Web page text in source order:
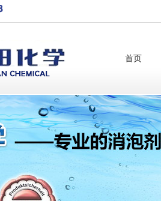
首页